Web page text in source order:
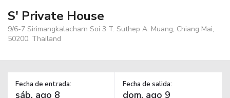
S' Private House
9/6-7 Sirimangkalacharn Soi 3 T. Suthep A. Muang, Chiang Mai,
50200, Thailand
Fecha de entrada: Fecha de salida: